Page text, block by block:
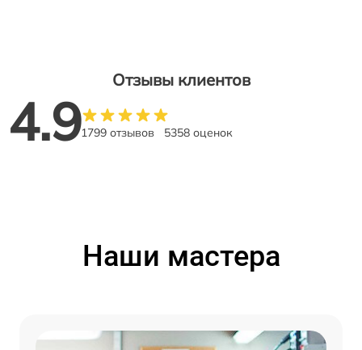
Отзывы клиентов
4.91799 отзывов 5358 оценок
Наши мастера